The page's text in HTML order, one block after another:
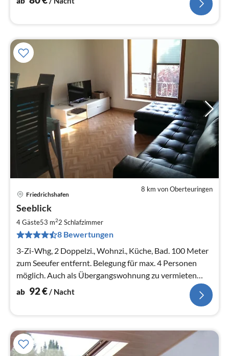
8 km von Oberteuringen
Friedrichshafen
Seeblick
4 Gäste53 m22 Schlafzimmer
8 Bewertungen
3-Zi-Whg, 2 Doppelzi., Wohnzi., Küche, Bad. 100 Meter
zum Seeufer entfernt. Belegung für max. 4 Personen
möglich. Auch als Übergangswohnung zu vermieten
(nach Vereinbarung)
ab 92€/ Nacht